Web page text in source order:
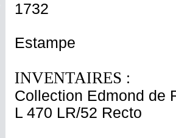
1732
Estampe
INVENTAIRES :
Collection Edmond de
L 470 LR/52 Recto